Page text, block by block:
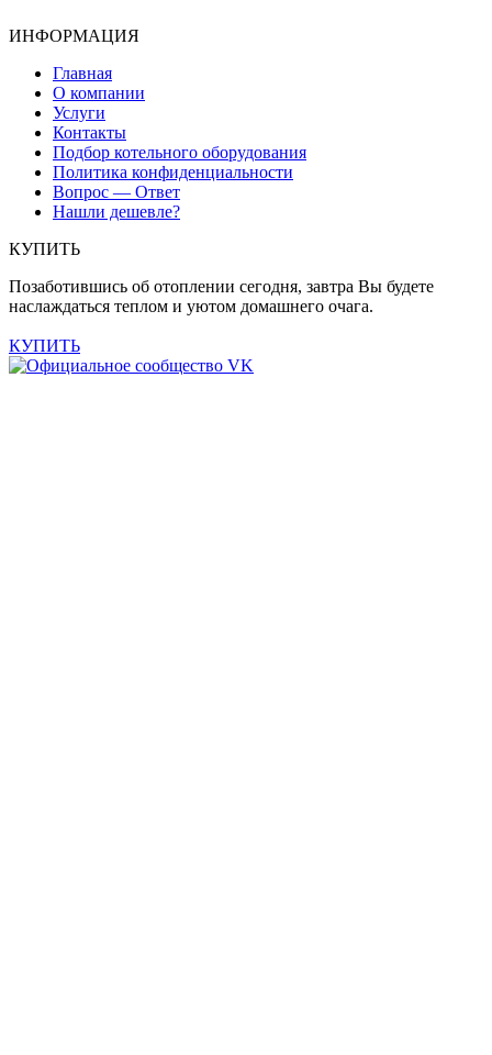
ИНФОРМАЦИЯ
Главная
О компании
Услуги
Контакты
Подбор котельного оборудования
Политика конфиденциальности
Вопрос — Ответ
Нашли дешевле?
КУПИТЬ
Позаботившись об отоплении сегодня, завтра Вы будете
наслаждаться теплом и уютом домашнего очага.
КУПИТЬ